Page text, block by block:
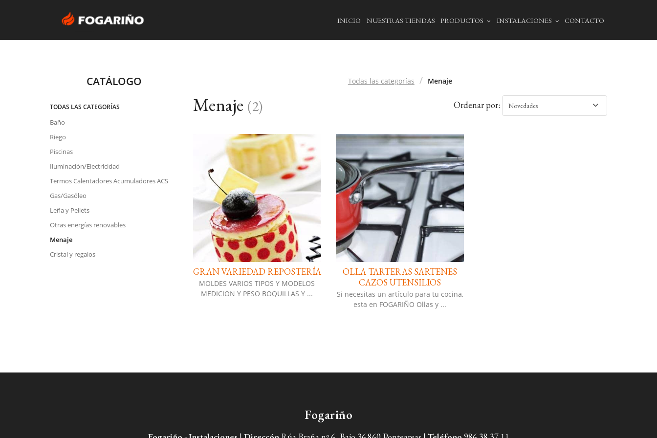
INICIO NUESTRAS TIENDAS PRODUCTOS INSTALACIONES CONTACTO
CATÁLOGO
TODAS LAS CATEGORÍAS
Baño
Riego
Piscinas
Iluminación/Electricidad
Termos Calentadores Acumuladores ACS
Gas/Gasóleo
Leña y Pellets
Otras energías renovables
Menaje
Cristal y regalos
Todas las categorías Menaje
Menaje (2) Ordenar por: Novedades
GRAN VARIEDAD REPOSTERÍA
MOLDES VARIOS TIPOS Y MODELOS
MEDICION Y PESO BOQUILLAS Y ...
OLLA TARTERAS SARTENES
CAZOS UTENSILIOS
Si necesitas un artículo para tu cocina,
esta en FOGARIÑO Ollas y ...
Fogariño